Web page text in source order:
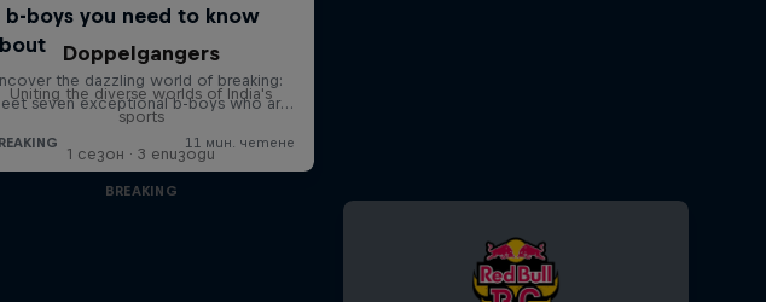
Doppelgangers
Uniting the diverse worlds of India's
sports
1 сезон · 3 епизоди
BREAKING